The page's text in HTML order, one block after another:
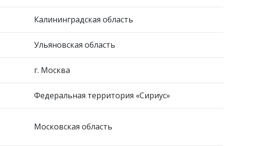
Калининградская область
Ульяновская область
г. Москва
Федеральная территория «Сириус»
Московская область